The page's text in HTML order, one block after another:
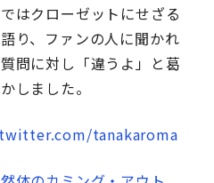
はクローゼットにせざる
り、ファンの人に聞かれ
問に対し「違うよ」と葛
しました。
tanakaroma